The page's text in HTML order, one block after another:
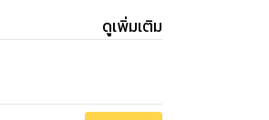
ดูเพิ่มเติม